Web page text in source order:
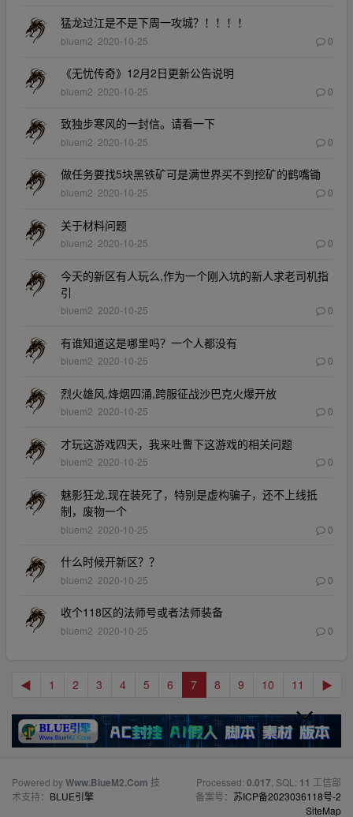
猛龙过江是不是下周一攻城？！！！！
bluem2 2020-10-25 0
《无忧传奇》12月2日更新公告说明
bluem2 2020-10-25 0
致独步寒风的一封信。请看一下
bluem2 2020-10-25 0
做任务要找5块黑铁矿可是满世界买不到挖矿的鹤嘴锄
bluem2 2020-10-25 0
关于材料问题
bluem2 2020-10-25 0
今天的新区有人玩么,作为一个刚入坑的新人求老司机指
引
bluem2 2020-10-25 0
有谁知道这是哪里吗？一个人都没有
bluem2 2020-10-25 0
烈火雄风,烽烟四涌,跨服征战沙巴克火爆开放
bluem2 2020-10-25 0
才玩这游戏四天，我来吐曹下这游戏的相关问题
bluem2 2020-10-25 0
魅影狂龙,现在装死了，特别是虚构骗子，还不上线抵
制，废物一个
bluem2 2020-10-25 0
什么时候开新区？？
bluem2 2020-10-25 0
收个118区的法师号或者法师装备
bluem2 2020-10-25 0
◀ 1 2 3 4 5 6 7 8 9 10 11 ▶
Powered byWww.BiueM2.Com 技
术支持： BLUE引擎
Processed: 0.017 , SQL: 11 工信部
备案号： 苏ICP备2023036118号-2
SiteMap